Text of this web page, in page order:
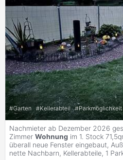
#Garten #Kellerabteil #Parkmöglichkeit
Nachmieter ab Dezember 2026
Zimmer Wohnung im 1. Stock
überall neue Fenster eingebaut,
nette Nachbarn, Kellerabteile, 1